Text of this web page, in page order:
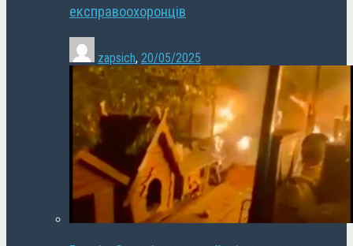
експравоохоронців
zapsich, 20/05/2025